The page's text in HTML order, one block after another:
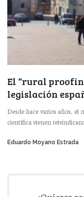
El “rural
legislación
Desde hace varios años, el
científica vienen
Eduardo Moyano Estrada